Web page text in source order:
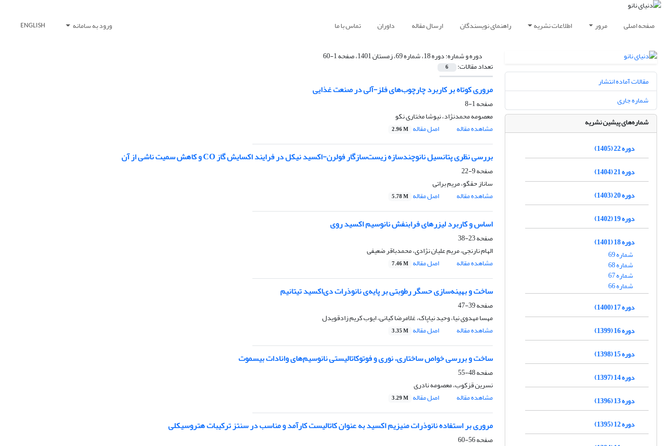
صفحه اصلی مرور اطلاعات نشریه راهنمای نویسندگان ارسال مقاله داوران تماس با ما ورود به سامانه ENGLISH
دوره و شماره:دوره 18، شماره 69، زمستان 1401، صفحه 1-60
تعداد مقالات: 6
مروری کوتاه بر کاربرد چارچوب‌های فلز-آلی در صنعت غذایی
صفحه1-8
معصومه محمدنژاد، نیوشا مختاری نکو
مشاهده مقاله
اصل مقاله 2.96 M
بررسی نظری پتانسیل نانوچندسازه زیست‌سازگار فولرن-اکسید نیکل در فرایند اکسایش گاز CO و کاهش سمیت ناشی از آن
صفحه9-22
ساناز حقگو، مریم براتی
مشاهده مقاله
اصل مقاله 5.78 M
اساس و کاربرد لیزرهای فرابنفش نانوسیم اکسید روی
صفحه23-38
الهام نارنجی، مریم علیان نژادی، محمدباقر ضعیفی
مشاهده مقاله
اصل مقاله 7.46 M
ساخت و بهینه‌سازی حسگر رطوبتی بر پایه‌ی نانوذرات دی‌اکسید تیتانیم
صفحه39-47
مهسا مهدوی نیا، وحید نیاپاک، غلامرضا کیانی، ایوب کریم زادقویدل
مشاهده مقاله
اصل مقاله 3.35 M
ساخت و بررسی خواص ساختاری، نوری و فوتوکاتالیستی نانوسیم‌های‌ وانادات بیسموت
صفحه48-55
نسرین قزکوب، معصومه نادری
مشاهده مقاله
اصل مقاله 3.29 M
مروری بر استفاده نانوذرات منیزیم اکسید به عنوان کاتالیست کارآمد و مناسب در سنتز ترکیبات هتروسیکلی
صفحه56-60
مقالات آماده انتشار
شماره جاری
شماره‌های پیشین نشریه
دوره 22 (1405)
دوره 21 (1404)
دوره 20 (1403)
دوره 19 (1402)
دوره 18 (1401)
شماره 69
شماره 68
شماره 67
شماره 66
دوره 17 (1400)
دوره 16 (1399)
دوره 15 (1398)
دوره 14 (1397)
دوره 13 (1396)
دوره 12 (1395)